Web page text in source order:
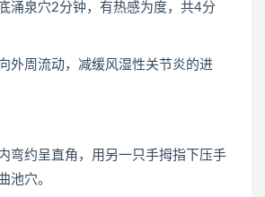
涌泉穴2分钟，有热感为度，共4分
外周流动，减缓风湿性关节炎的进
弯约呈直角，用另一只手拇指下压手
池穴。